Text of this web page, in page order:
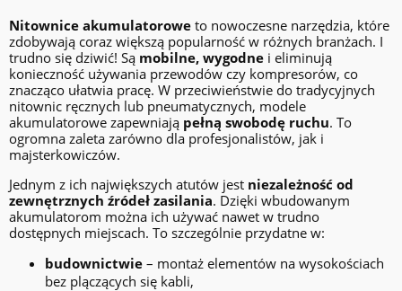
Nitownice akumulatorowe to nowoczesne narzędzia, które
zdobywają coraz większą popularność w różnych branżach. I
trudno się dziwić! Są mobilne, wygodne i eliminują
konieczność używania przewodów czy kompresorów, co
znacząco ułatwia pracę. W przeciwieństwie do tradycyjnych
nitownic ręcznych lub pneumatycznych, modele
akumulatorowe zapewniają pełną swobodę ruchu. To
ogromna zaleta zarówno dla profesjonalistów, jak i
majsterkowiczów.
Jednym z ich największych atutów jest niezależność od
zewnętrznych źródeł zasilania. Dzięki wbudowanym
akumulatorom można ich używać nawet w trudno
dostępnych miejscach. To szczególnie przydatne w:
budownictwie – montaż elementów na wysokościach
bez plączących się kabli,